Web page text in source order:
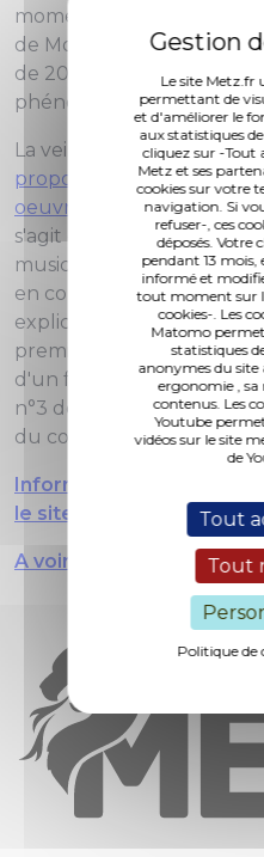
Le site Metz.fr
permettant de
et d'améliorer le
aux statistiques
cliquez sur -Tout
Metz et ses
cookies sur votre
navigation. Si
refuser-, ces
déposés. Votre
pendant 13 mois,
informé et
tout moment sur
cookies-. Les
Matomo
statistiques
anonymes du
ergonomie , sa
contenus. Les
Youtube
vidéos sur le site
de
Tout
Tout
Politique de
moment d’émotion :
de Mozart qui, au
de 2015, décida de la
phénomène du piano,
La veille, jeudi 13
propose un nouveau
oeuvre célèbre au
s'agit de déguster et
musicale, sans code,
en compagnie de David
explications et clés de
première est consacrée
d'un fauve de Claude
n°3 de Camille Saint-
du concert d'ouverture.
Informations
le site de la Cité
A voir : le portrait en